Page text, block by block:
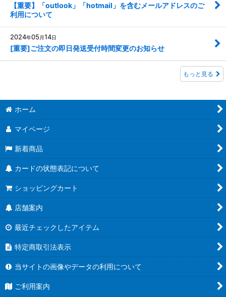
【重要】「outlook」「hotmail」を含むメールアドレスのご
利用について
2024年05 月14日
[重要]ご注文の即日発送受付時間変更のお知らせ
もっと見る
ホーム
マイページ
新着商品
カードの状態表記について
ショッピングカート
店舗案内
最近チェックしたアイテム
特定商取引法表示
当サイトの画像やデータの利用について
ご利用案内